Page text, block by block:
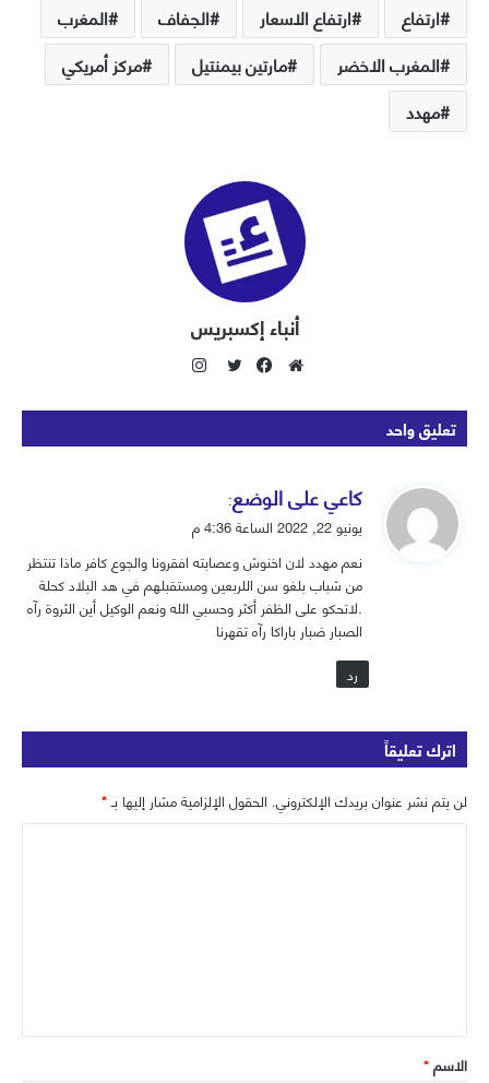
ارتفاع ارتفاع الاسعار الجفاف
المغرب
المغرب الاخضر
مارتين بيمنتيل
مركز أمريكي
مهدد
أنباء إكسبريس
و
ق
ا
ل
ي
ب
ي
س
و
ك
و
ي
س
ت
تعليق واحد
ي
و
ل
كاعي على الوضع:
يونيو 22, 2022 الساعة 4:36 م
نعم مهدد لان اخنوش وعصابته افقرونا والجوع كافر ماذا تنتظر
من شباب بلغو سن اللربعين ومستقبلهم في هد البلاد كحلة
.لاتحكو على الظفر أكثر وحسبي الله ونعم الوكيل أين الثروة رآه
الصبار ضبار باراكا رآه تقهرنا
رد
اترك تعليقاً
لن يتم نشر عنوان بريدك الإلكتروني. الحقول الإلزامية مشار إليها بـ*
ق
*
الاسم*